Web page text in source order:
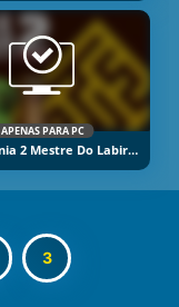
APENAS PARA PC
Poke Mania 2 Mestre Do Labirinto
3